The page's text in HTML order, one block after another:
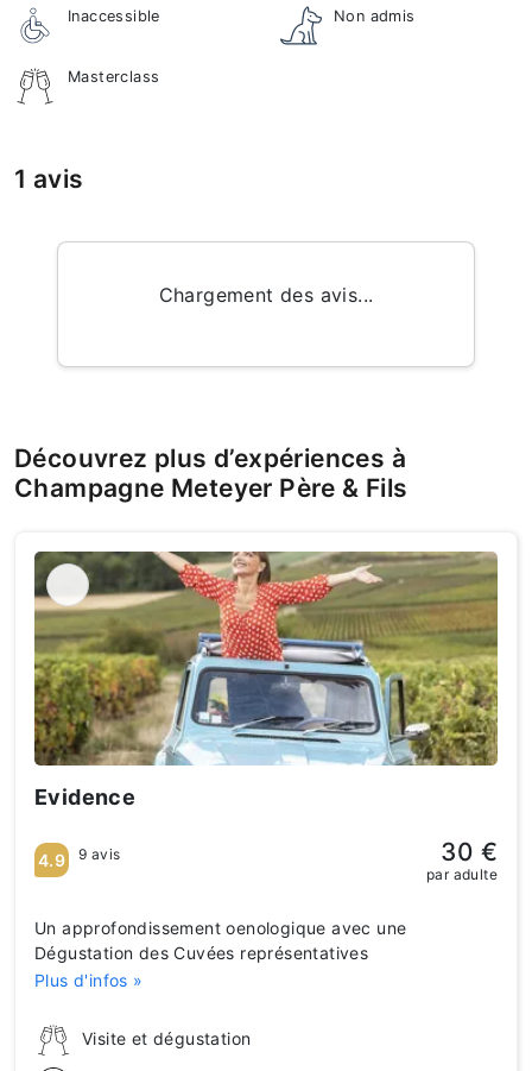
Inaccessible Non admis
Masterclass
1 avis
Chargement des avis...
Découvrez plus d’expériences à
Champagne Meteyer Père & Fils
Evidence
Visite et dégustation
Un approfondissement oenologique avec une
Dégustation des Cuvées représentatives
Plus d'infos »
4.9 9 avis 30 €
par adulte